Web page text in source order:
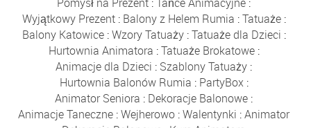
Wyjątkowy Prezent: Balony z Helem Rumia :Tatuaże:
Balony Katowice:Wzory Tatuaży:Tatuaże dla Dzieci :
Hurtownia Animatora :Tatuaże Brokatowe:
Animacje dla Dzieci : Szablony Tatuaży :
Hurtownia Balonów Rumia : PartyBox:
Animator Seniora : Dekoracje Balonowe :
Animacje Taneczne :Wejherowo :Walentynki :Animator